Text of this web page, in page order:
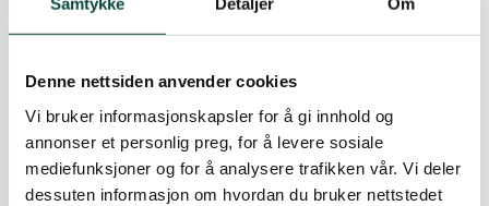
Denne nettsiden anvender cookies
Vi bruker informasjonskapsler for å gi innhold og
annonser et personlig preg, for å levere sosiale
mediefunksjoner og for å analysere trafikken vår. Vi deler
dessuten informasjon om hvordan du bruker nettstedet
G
I dag må det løses to billetter om en reiser fram
og tilbake i løpet av kort tid. Naturvernforbundet
Fylkesrederi (FFR) med forslag om at
gjennomført som en prøveordning i Alta fra
sankthanstider og ut året.- Vi er glade for dette
tiltaket, som kan gi flere busspassasjerer, sier
Dag T. Elgvin i Naturvernforbundet i Alta. - Det er